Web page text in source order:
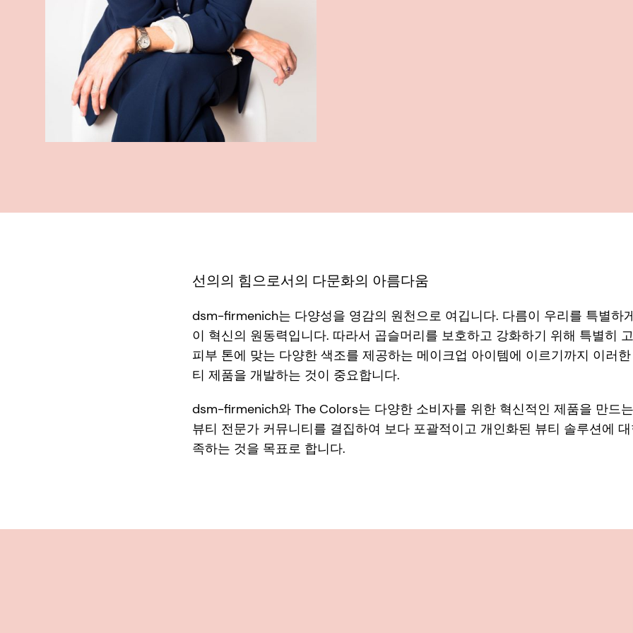
선의의 힘으로서의 다문화의 아름다움
dsm-firmenich는 다양성을 영감의 원천으로 여깁니다. 다름이 우리를 특별하
이 혁신의 원동력입니다. 따라서 곱슬머리를 보호하고 강화하기 위해 특별히
피부 톤에 맞는 다양한 색조를 제공하는 메이크업 아이템에 이르기까지 이러
티 제품을 개발하는 것이 중요합니다.
dsm-firmenich와 The Colors는 다양한 소비자를 위한 혁신적인 제품을 만드
뷰티 전문가 커뮤니티를 결집하여 보다 포괄적이고 개인화된 뷰티 솔루션에
족하는 것을 목표로 합니다.